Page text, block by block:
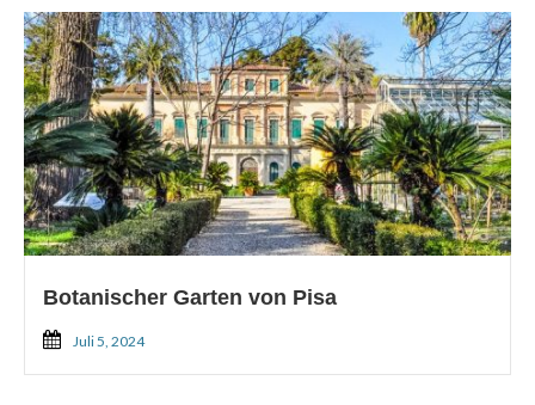
Botanischer Garten von Pisa
Juli 5, 2024